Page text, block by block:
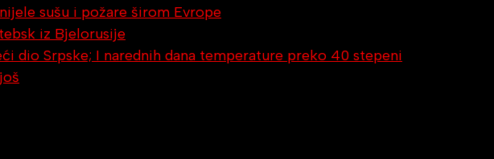
sušu i požare širom Evrope
iz Bjelorusije
dio Srpske; I narednih dana temperature preko 40 stepeni